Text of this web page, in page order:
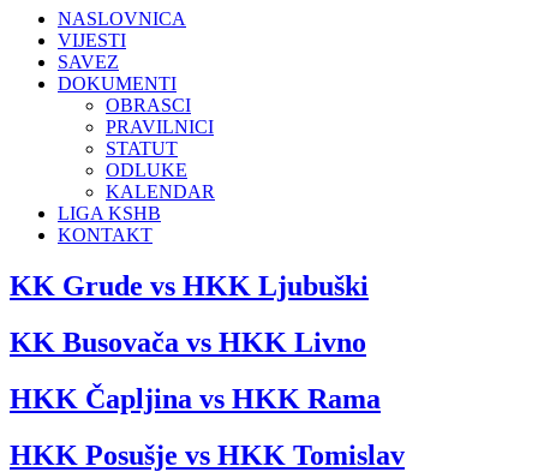
NASLOVNICA
VIJESTI
SAVEZ
DOKUMENTI
OBRASCI
PRAVILNICI
STATUT
ODLUKE
KALENDAR
LIGA KSHB
KONTAKT
KK Grude vs HKK Ljubuški
KK Busovača vs HKK Livno
HKK Čapljina vs HKK Rama
HKK Posušje vs HKK Tomislav